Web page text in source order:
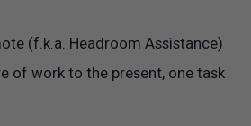
(f.k.a. Headroom Assistance)
of work to the present, one task